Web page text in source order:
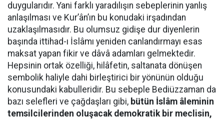
duygularıdır. Yani farklı yaradılışın sebeplerinin yanlış
anlaşılması ve Kur’ân’ın bu konudaki irşadından
uzaklaşılmasıdır. Bu olumsuz gidişe dur diyenlerin
başında ittihad-ı İslâmı yeniden canlandırmayı esas
maksat yapan fikir ve dâvâ adamları gelmektedir.
Hepsinin ortak özelliği, hilâfetin, saltanata dönüşen
sembolik haliyle dahi birleştirici bir yönünün olduğu
konusundaki kabulleridir. Bu sebeple Bediüzzaman da
bazı selefleri ve çağdaşları gibi, bütün İslâm âleminin
temsilcilerinden oluşacak demokratik bir meclisin,